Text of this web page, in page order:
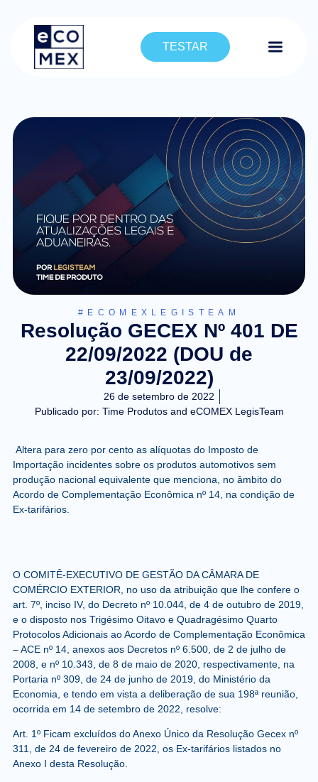
TESTAR
#ECOMEXLEGISTEAM
Resolução GECEX Nº 401 DE
22/09/2022 (DOU de
23/09/2022)
26 de setembro de 2022
Publicado por: Time Produtos and eCOMEX LegisTeam
Altera para zero por cento as alíquotas do Imposto de
Importação incidentes sobre os produtos automotivos sem
produção nacional equivalente que menciona, no âmbito do
Acordo de Complementação Econômica nº 14, na condição de
Ex-tarifários.
O COMITÊ-EXECUTIVO DE GESTÃO DA CÂMARA DE
COMÉRCIO EXTERIOR, no uso da atribuição que lhe confere o
art. 7º, inciso IV, do Decreto nº 10.044, de 4 de outubro de 2019,
e o disposto nos Trigésimo Oitavo e Quadragésimo Quarto
Protocolos Adicionais ao Acordo de Complementação Econômica
– ACE nº 14, anexos aos Decretos nº 6.500, de 2 de julho de
2008, e nº 10.343, de 8 de maio de 2020, respectivamente, na
Portaria nº 309, de 24 de junho de 2019, do Ministério da
Economia, e tendo em vista a deliberação de sua 198ª reunião,
ocorrida em 14 de setembro de 2022, resolve:
Art. 1º Ficam excluídos do Anexo Único da Resolução Gecex nº
311, de 24 de fevereiro de 2022, os Ex-tarifários listados no
Anexo I desta Resolução.